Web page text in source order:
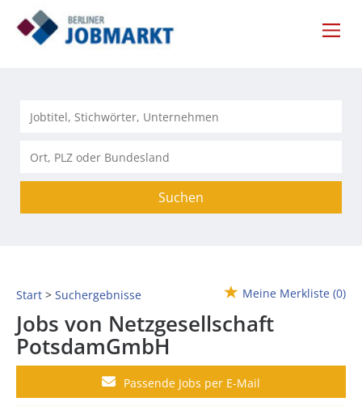
Suchen
Start Suchergebnisse Meine Merkliste (0)
Jobs von Netzgesellschaft
PotsdamGmbH
Passende Jobs per E-Mail